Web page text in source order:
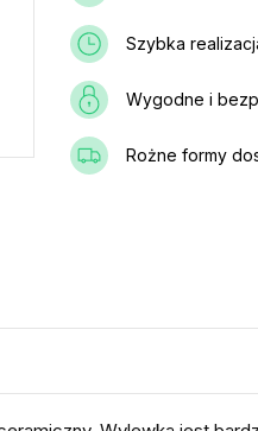
Szybka
Wygodne i
Rożne formy